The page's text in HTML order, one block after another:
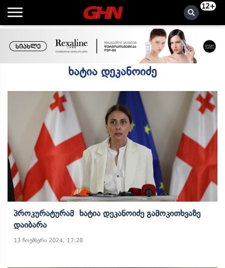
12+
ხატია დეკანოიძე
Პროკურატურამ Ხატია Დეკანოიძე Გამოკითხვაზე
Დაიბარა
13 ნოემბერი 2024, 17:28